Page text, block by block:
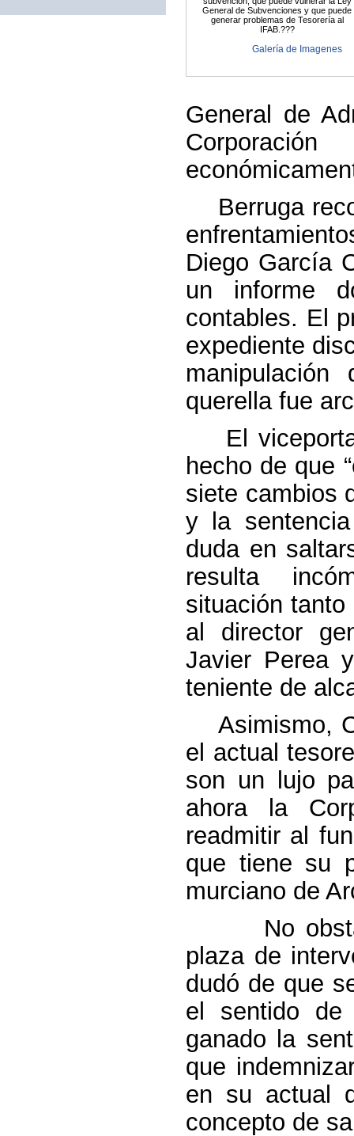
General de Subvenciones y que puede
generar problemas de Tesorería al
IFAB.???
Galería de Imagenes
General de
Berruga
Diego García
un informe
contables. El
expediente
querella fue
El
hecho de que
siete cambios
y la
duda en
resulta
situación
al director
Javier Perea
teniente de
Asimismo,
el actual
son un lujo
ahora la
readmitir al
que tiene su
murciano de
No
plaza de
dudó de que
el sentido de
ganado la
que
en su actual
concepto de